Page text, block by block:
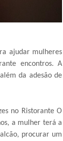
ajudar mulheres
encontros. A
da adesão de
no Ristorante O
a mulher terá a
procurar um